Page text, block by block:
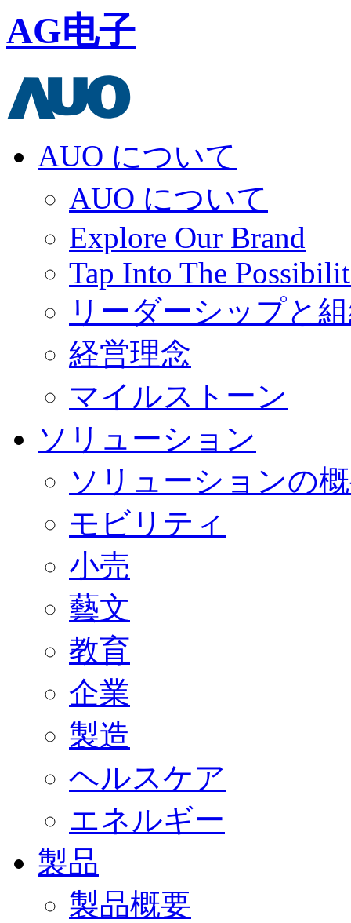
AG电子
AUO について
AUO について
Explore Our Brand
Tap Into The
リーダーシップと
経営理念
マイルストーン
ソリューション
ソリューションの
モビリティ
小売
藝文
教育
企業
製造
ヘルスケア
エネルギー
製品
製品概要